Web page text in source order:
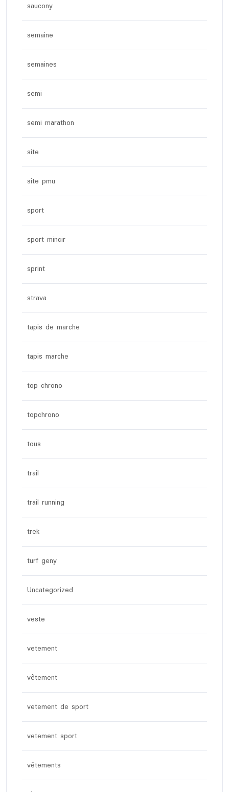
saucony
semaine
semaines
semi
semi marathon
site
site pmu
sport
sport mincir
sprint
strava
tapis de marche
tapis marche
top chrono
topchrono
tous
trail
trail running
trek
turf geny
Uncategorized
veste
vetement
vêtement
vetement de sport
vetement sport
vêtements